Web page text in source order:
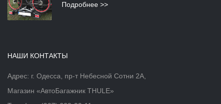
Подробнее >>
НАШИ КОНТАКТЫ
Адрес: г. Одесса, пр-т Небесной Сотни 2А,
Магазин «АвтоБагажник THULE»